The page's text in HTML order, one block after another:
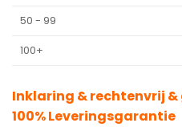
50 - 99
100+
Inklaring & rechtenvrij
100% Leveringsgarantie